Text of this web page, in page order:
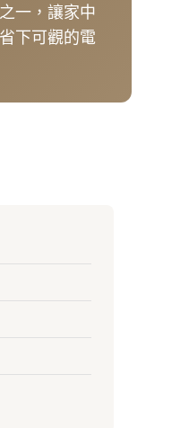
一，讓家中
下可觀的電